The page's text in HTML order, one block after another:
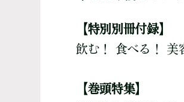
【特別別冊付録】
飲む！ 食べる！
【巻頭特集】